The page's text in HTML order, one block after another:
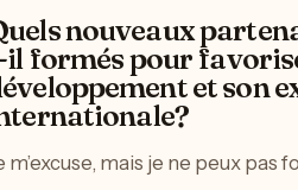
nouveaux
formés pour
et son
m’excuse, mais je ne peux